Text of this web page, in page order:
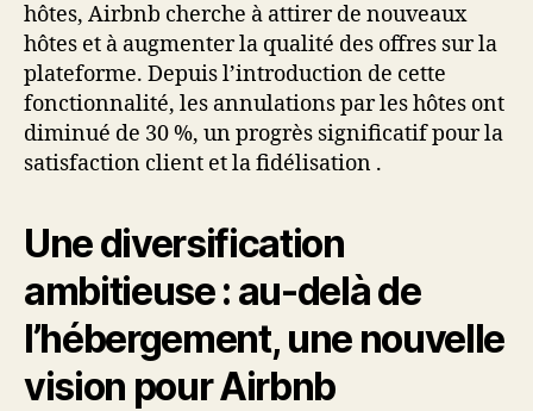
hôtes, Airbnb cherche à attirer de nouveaux
hôtes et à augmenter la qualité des offres sur la
plateforme. Depuis l’introduction de cette
fonctionnalité, les annulations par les hôtes ont
diminué de 30 %, un progrès significatif pour la
satisfaction client et la fidélisation .
Une diversification
ambitieuse : au-delà de
l’hébergement, une nouvelle
vision pour Airbnb